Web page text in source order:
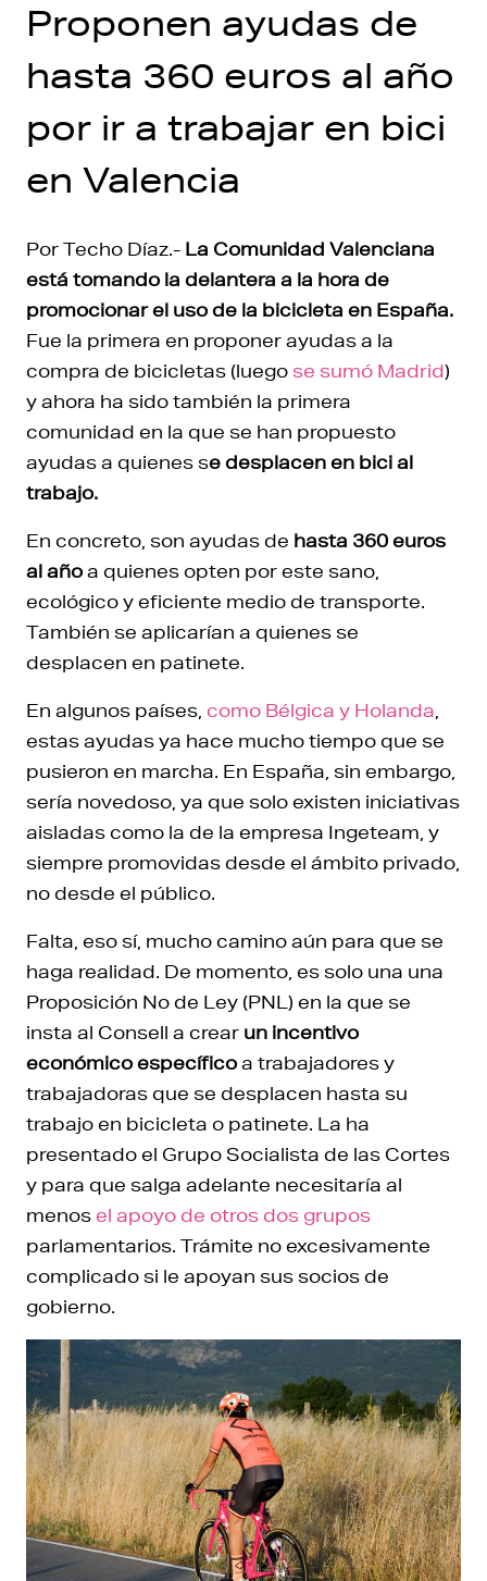
Proponen ayudas de
hasta 360 euros al año
por ir a trabajar en bici
en Valencia
Por Techo Díaz.- La Comunidad Valenciana
está tomando la delantera a la hora de
promocionar el uso de la bicicleta en España.
Fue la primera en proponer ayudas a la
compra de bicicletas (luego se sumó Madrid)
y ahora ha sido también la primera
comunidad en la que se han propuesto
ayudas a quienes se desplacen en bici al
trabajo.
En concreto, son ayudas de hasta 360 euros
al añoa quienes opten por este sano,
ecológico y eficiente medio de transporte.
También se aplicarían a quienes se
desplacen en patinete.
En algunos países, como Bélgica y Holanda
estas ayudas ya hace mucho tiempo que se
pusieron en marcha. En España, sin embargo,
sería novedoso, ya que solo existen iniciativas
aisladas como la de la empresa Ingeteam, y
siempre promovidas desde el ámbito privado,
no desde el público.
Falta, eso sí, mucho camino aún para que se
haga realidad. De momento, es solo una una
Proposición No de Ley (PNL) en la que se
insta al Consell a crear un incentivo
económico específicoa trabajadores y
trabajadoras que se desplacen hasta su
trabajo en bicicleta o patinete. La ha
presentado el Grupo Socialista de las Cortes
y para que salga adelante necesitaría al
menos el apoyo de otros dos grupos
parlamentarios. Trámite no excesivamente
complicado si le apoyan sus socios de
gobierno.